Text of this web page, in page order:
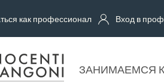
как профессионал Вход в
ЗАНИМАЕМСЯ